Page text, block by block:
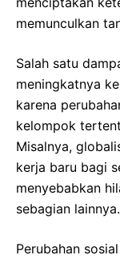
memunculkan
Salah satu
meningkatnya
karena
kelompok
Misalnya,
kerja baru bagi
menyebabkan
sebagian lainnya.
Perubahan